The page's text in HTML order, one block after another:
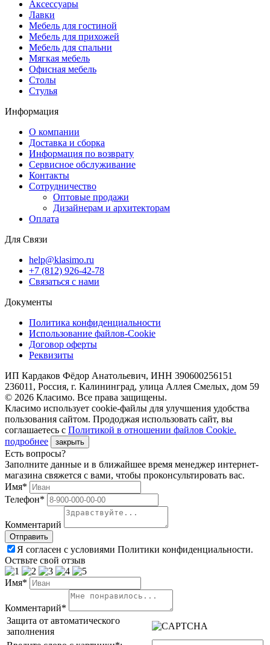
Аксессуары
Лавки
Мебель для гостиной
Мебель для прихожей
Мебель для спальни
Мягкая мебель
Офисная мебель
Столы
Стулья
Информация
О компании
Доставка и сборка
Информация по возврату
Сервисное обслуживание
Контакты
Сотрудничество
Оптовые продажи
Дизайнерам и архитекторам
Оплата
Для Связи
help@klasimo.ru
+7 (812) 926-42-78
Связаться с нами
Документы
Политика конфиденциальности
Использование файлов-Cookie
Договор оферты
Реквизиты
ИП Кардаков Фёдор Анатольевич, ИНН 390600256151
236011, Россия, г. Калининград, улица Аллея Смелых, дом 59
© 2026 Класимо. Все права защищены.
Класимо использует cookie-файлы для улучшения удобства
пользования сайтом. Прододжая использовать сайт, вы
соглашаетесь с Политикой в отношении файлов Сookie.
подробнее
закрыть
Есть вопросы?
Заполните данные и в ближайшее время менеджер интернет-
магазина свяжется с вами, чтобы проконсультировать вас.
Имя*
Телефон*
Комментарий
Я согласен с условиями Политики конфиденциальности.
Оствьте свой отзыв
Имя*
Комментарий*
Защита от автоматического
заполнения